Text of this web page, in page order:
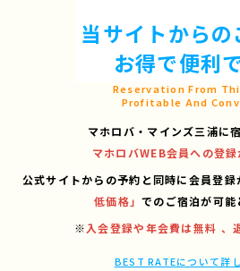
当サイトから
お得で便利
Reservation From
Profitable And
マホロバ・マインズ三浦に
マホロバWEB会員への登
公式サイトからの予約と同時に会員登録
低価格」でのご宿泊が可能
※ 入会登録や年会費は無料 、
BEST RATEについて詳